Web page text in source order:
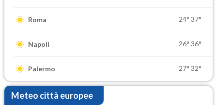
Roma 24° 37°
Napoli 26° 36°
Palermo 27° 32°
Meteo città europee